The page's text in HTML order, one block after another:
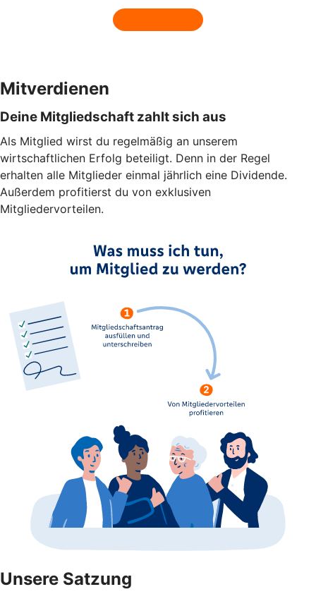
Mitverdienen
Deine Mitgliedschaft zahlt sich aus
Als Mitglied wirst du regelmäßig an unserem
wirtschaftlichen Erfolg beteiligt. Denn in der Regel
erhalten alle Mitglieder einmal jährlich eine Dividende.
Außerdem profitierst du von exklusiven
Mitgliedervorteilen.
Unsere Satzung